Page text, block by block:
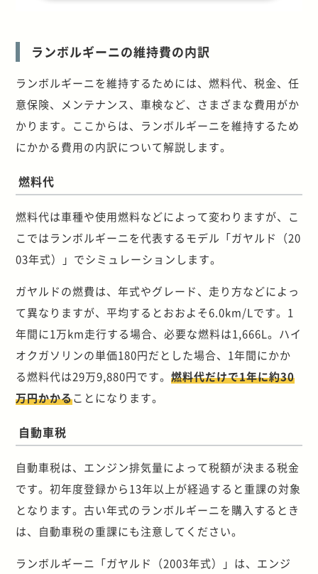
ランボルギーニの維持費の内訳
ランボルギーニを維持するためには、燃料代、税金、任
意保険、メンテナンス、車検など、さまざまな費用がか
かります。ここからは、ランボルギーニを維持するため
にかかる費用の内訳について解説します。
燃料代
燃料代は車種や使用燃料などによって変わりますが、こ
こではランボルギーニを代表するモデル「ガヤルド（20
03年式）」でシミュレーションします。
ガヤルドの燃費は、年式やグレード、走り方などによっ
て異なりますが、平均するとおおよそ6.0km/Lです。1
年間に1万km走行する場合、必要な燃料は1,666L。ハイ
オクガソリンの単価180円だとした場合、1年間にかか
る燃料代は29万9,880円です。燃料代だけで1年に約30
万円かかることになります。
自動車税
自動車税は、エンジン排気量によって税額が決まる税金
です。初年度登録から13年以上が経過すると重課の対象
となります。古い年式のランボルギーニを購入するとき
は、自動車税の重課にも注意してください。
ランボルギーニ「ガヤルド（2003年式）」は、エンジ